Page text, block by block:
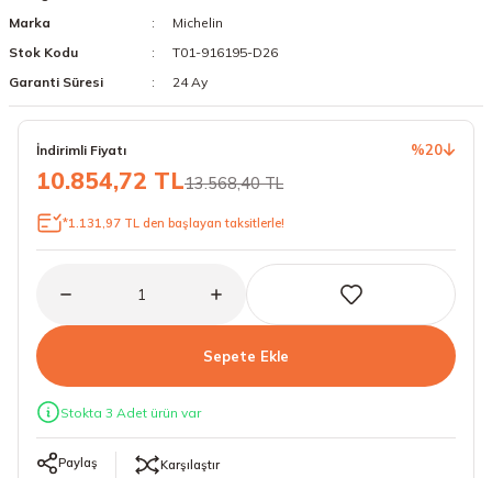
21 Lastikler
24 Lastikler
Marka
Michelin
Stok Kodu
T01-916195-D26
Garanti Süresi
24 Ay
İndirimli Fiyatı %20
10.854,72 TL13.568,40 TL
*1.131,97 TL den başlayan taksitlerle!
Sepete Ekle
Stokta 3 Adet ürün var
Paylaş Karşılaştır